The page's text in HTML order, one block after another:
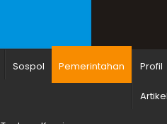
Sospol Pemerintahan Profil